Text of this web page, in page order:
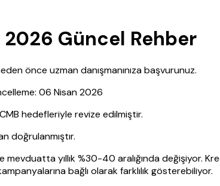
2026 Güncel Rehber
önce uzman danışmanınıza başvurunuz.
06 Nisan 2026
hedefleriyle revize edilmiştir.
doğrulanmıştır.
mevduatta yıllık %30-40 aralığında değişiyor.
bağlı olarak farklılık gösterebiliyor.